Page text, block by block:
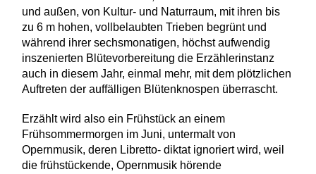
und außen, von Kultur- und Naturraum, mit ihren bis
zu 6 m hohen, vollbelaubten Trieben begrünt und
während ihrer sechsmonatigen, höchst aufwendig
inszenierten Blütevorbereitung die Erzählerinstanz
auch in diesem Jahr, einmal mehr, mit dem plötzlichen
Auftreten der auffälligen Blütenknospen überrascht.
Erzählt wird also ein Frühstück an einem
Frühsommermorgen im Juni, untermalt von
Opernmusik, deren Libretto- diktat ignoriert wird, weil
die frühstückende, Opernmusik hörende